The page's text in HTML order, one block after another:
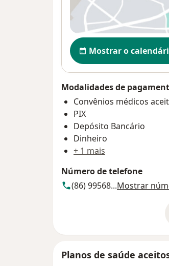
Disponibilidade
Mostrar o
Modalidades de
Convênios médicos
PIX
Depósito Bancário
Dinheiro
+ 1 mais
Número de telefone
(86) 99568...Mostrar
Planos de saúde